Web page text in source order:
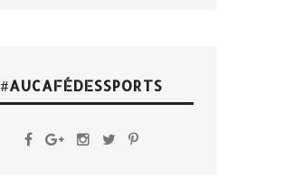
#AUCAFÉDESSPORTS